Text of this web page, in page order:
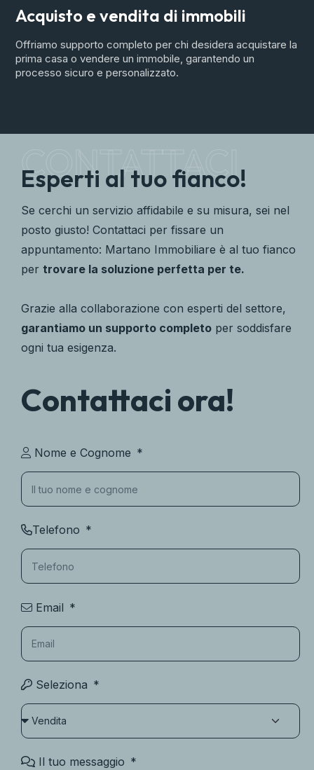
Acquisto e vendita di immobili
Offriamo supporto completo per chi desidera acquistare la
prima casa o vendere un immobile, garantendo un
processo sicuro e personalizzato.
CONTATTACI
Esperti al tuo fianco!
Se cerchi un servizio affidabile e su misura, sei nel
posto giusto! Contattaci per fissare un
appuntamento: Martano Immobiliare è al tuo fianco
per trovare la soluzione perfetta per te.
Grazie alla collaborazione con esperti del settore,
garantiamo un supporto completo per soddisfare
ogni tua esigenza.
Contattaci ora!
Nome e Cognome
Telefono
Email
Seleziona
Il tuo messaggio